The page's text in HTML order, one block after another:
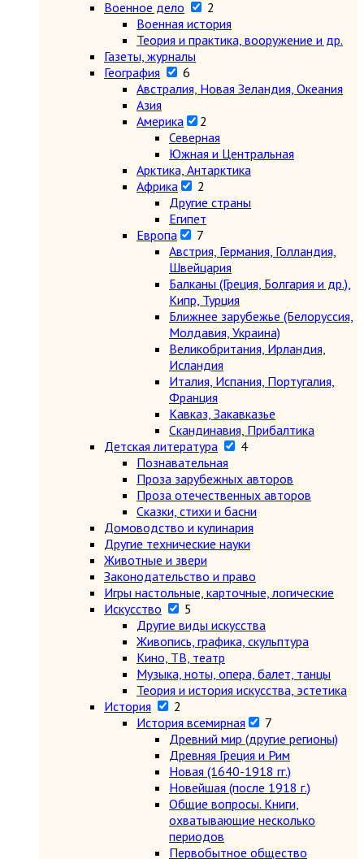
Военное дело
2
Военная история
Теория и практика, вооружение и др.
Газеты, журналы
География
6
Австралия, Новая Зеландия, Океания
Азия
Америка
2
Северная
Южная и Центральная
Арктика, Антарктика
Африка
2
Другие страны
Египет
Европа
7
Австрия, Германия, Голландия,
Швейцария
Балканы (Греция, Болгария и др.),
Кипр, Турция
Ближнее зарубежье (Белоруссия,
Молдавия, Украина)
Великобритания, Ирландия,
Исландия
Италия, Испания, Португалия,
Франция
Кавказ, Закавказье
Скандинавия, Прибалтика
Детская литература
4
Познавательная
Проза зарубежных авторов
Проза отечественных авторов
Сказки, стихи и басни
Домоводство и кулинария
Другие технические науки
Животные и звери
Законодательство и право
Игры настольные, карточные, логические
Искусство
5
Другие виды искусства
Живопись, графика, скульптура
Кино, ТВ, театр
Музыка, ноты, опера, балет, танцы
Теория и история искусства, эстетика
История
2
История всемирная
7
Древний мир (другие регионы)
Древняя Греция и Рим
Новая (1640-1918 гг.)
Новейшая (после 1918 г.)
Общие вопросы. Книги,
охватывающие несколько
периодов
Первобытное общество